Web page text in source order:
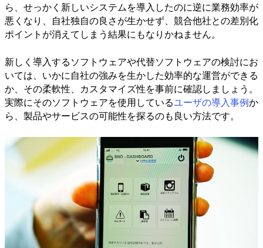
ら、せっかく新しいシステムを導入したのに逆に業務効率が
悪くなり、自社独自の良さが生かせず、競合他社との差別化
ポイントが消えてしまう結果にもなりかねません。
新しく導入するソフトウェアや代替ソフトウェアの検討にお
いては、いかに自社の強みを生かした効率的な運営ができる
か、その柔軟性、カスタマイズ性を事前に確認しましょう。
実際にそのソフトウェアを使用しているユーザの導入事例か
ら、製品やサービスの可能性を探るのも良い方法です。